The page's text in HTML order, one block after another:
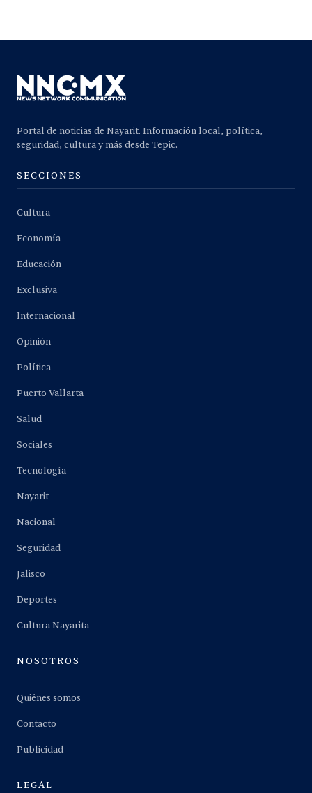
Portal de noticias de Nayarit. Información local, política,
seguridad, cultura y más desde Tepic.
SECCIONES
Cultura
Economía
Educación
Exclusiva
Internacional
Opinión
Política
Puerto Vallarta
Salud
Sociales
Tecnología
Nayarit
Nacional
Seguridad
Jalisco
Deportes
Cultura Nayarita
NOSOTROS
Quiénes somos
Contacto
Publicidad
LEGAL